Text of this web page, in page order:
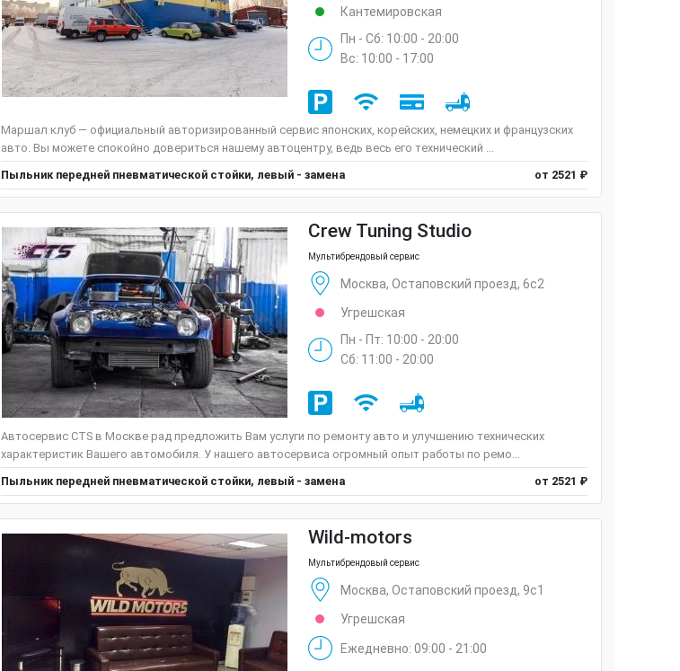
Кантемировская
Пн - Сб: 10:00 - 20:00
Вс: 10:00 - 17:00
Маршал клуб — официальный авторизированный сервис японских, корейских, немецких и французских
авто. Вы можете спокойно довериться нашему автоцентру, ведь весь его технический ...
Пыльник передней пневматической стойки, левый - замена
от 2521 ₽
Crew Tuning Studio
Мультибрендовый сервис
Москва, Остаповский проезд, 6с2
Угрешская
Пн - Пт: 10:00 - 20:00
Сб: 11:00 - 20:00
Автосервис CTS в Москве рад предложить Вам услуги по ремонту авто и улучшению технических
характеристик Вашего автомобиля. У нашего автосервиса огромный опыт работы по ремо...
Пыльник передней пневматической стойки, левый - замена
от 2521 ₽
Wild-motors
Мультибрендовый сервис
Москва, Остаповский проезд, 9с1
Угрешская
Ежедневно: 09:00 - 21:00